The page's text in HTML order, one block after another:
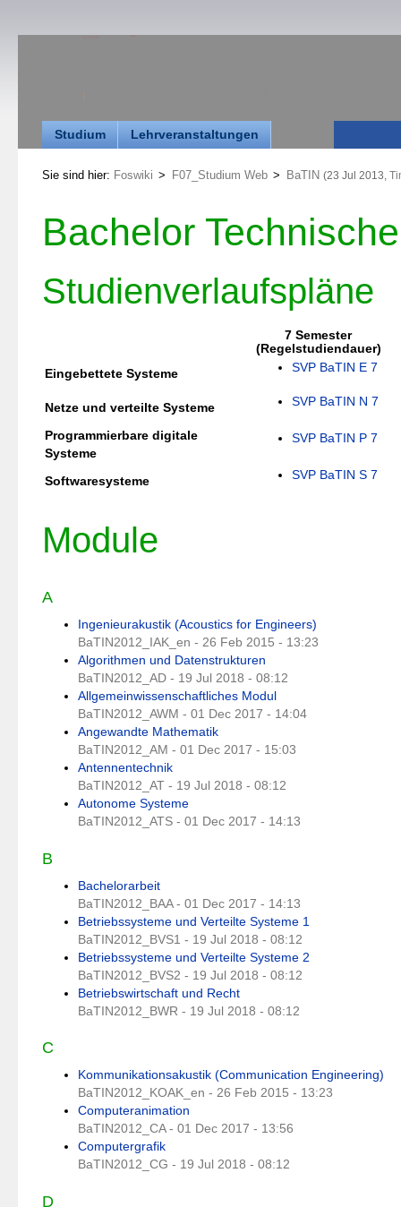
Studium Lehrveranstaltungen
Sie sind hier: Foswiki > F07_Studium Web > BaTIN (23 Jul 2013,
Bachelor
Studienverlaufspläne
7 Semester
(Regelstudiendauer)
Eingebettete Systeme
SVP BaTIN E 7
Netze und verteilte Systeme SVP BaTIN N 7
Programmierbare digitale
Systeme
SVP BaTIN P 7
Softwaresysteme SVP BaTIN S 7
Module
A
Ingenieurakustik (Acoustics for Engineers)
BaTIN2012_IAK_en - 26 Feb 2015 - 13:23
Algorithmen und Datenstrukturen
BaTIN2012_AD - 19 Jul 2018 - 08:12
Allgemeinwissenschaftliches Modul
BaTIN2012_AWM - 01 Dec 2017 - 14:04
Angewandte Mathematik
BaTIN2012_AM - 01 Dec 2017 - 15:03
Antennentechnik
BaTIN2012_AT - 19 Jul 2018 - 08:12
Autonome Systeme
BaTIN2012_ATS - 01 Dec 2017 - 14:13
B
Bachelorarbeit
BaTIN2012_BAA - 01 Dec 2017 - 14:13
Betriebssysteme und Verteilte Systeme 1
BaTIN2012_BVS1 - 19 Jul 2018 - 08:12
Betriebssysteme und Verteilte Systeme 2
BaTIN2012_BVS2 - 19 Jul 2018 - 08:12
Betriebswirtschaft und Recht
BaTIN2012_BWR - 19 Jul 2018 - 08:12
C
Kommunikationsakustik (Communication Engineering)
BaTIN2012_KOAK_en - 26 Feb 2015 - 13:23
Computeranimation
BaTIN2012_CA - 01 Dec 2017 - 13:56
Computergrafik
BaTIN2012_CG - 19 Jul 2018 - 08:12
D